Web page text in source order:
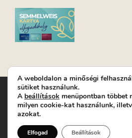
Turay Ida Színház Közhasznú
helyszín: Turay Ida Színház 1089
Levelezési cím: 1089 Budapest,
Jegyrendelés: +36-70/607-2620
A weboldalon a minőségi
sütiket használunk.
A beállítások menüpontban többet
milyen cookie-kat használunk,
azokat.
Elfogad Beállítások